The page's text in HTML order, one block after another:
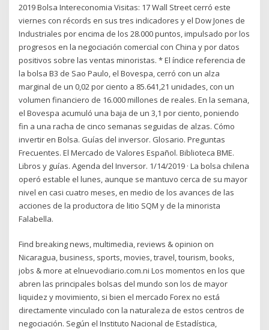
2019 Bolsa Intereconomia Visitas: 17 Wall Street cerró este
viernes con récords en sus tres indicadores y el Dow Jones de
Industriales por encima de los 28.000 puntos, impulsado por los
progresos en la negociación comercial con China y por datos
positivos sobre las ventas minoristas. * El índice referencia de
la bolsa B3 de Sao Paulo, el Bovespa, cerró con un alza
marginal de un 0,02 por ciento a 85.641,21 unidades, con un
volumen financiero de 16.000 millones de reales. En la semana,
el Bovespa acumuló una baja de un 3,1 por ciento, poniendo
fin a una racha de cinco semanas seguidas de alzas. Cómo
invertir en Bolsa. Guías del inversor. Glosario. Preguntas
Frecuentes. El Mercado de Valores Español. Biblioteca BME.
Libros y guías. Agenda del Inversor. 1/14/2019 · La bolsa chilena
operó estable el lunes, aunque se mantuvo cerca de su mayor
nivel en casi cuatro meses, en medio de los avances de las
acciones de la productora de litio SQM y de la minorista
Falabella.
Find breaking news, multimedia, reviews & opinion on
Nicaragua, business, sports, movies, travel, tourism, books,
jobs & more at elnuevodiario.com.ni Los momentos en los que
abren las principales bolsas del mundo son los de mayor
liquidez y movimiento, si bien el mercado Forex no está
directamente vinculado con la naturaleza de estos centros de
negociación. Según el Instituto Nacional de Estadística,